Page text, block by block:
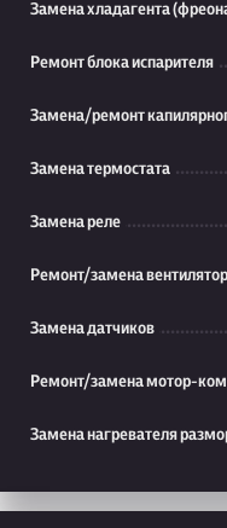
Замена хладагента
Ремонт блока испарителя
Замена/ремонт
Замена термостата
Замена реле
Ремонт/замена
Замена датчиков
Ремонт/замена мотор-
Замена нагревателя